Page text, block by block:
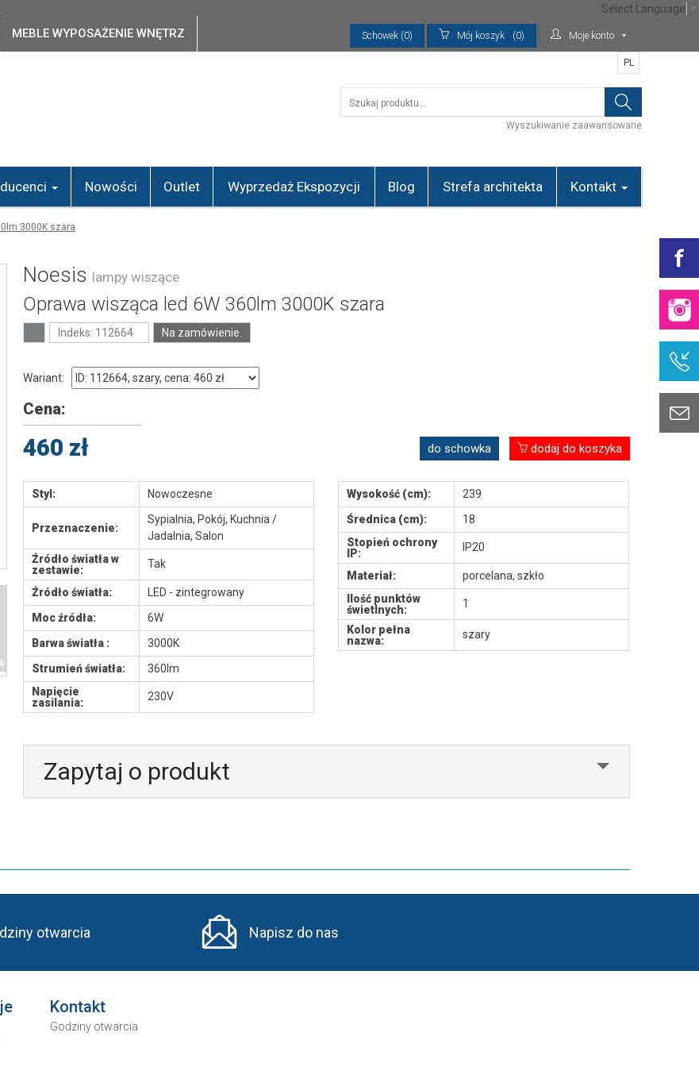
MEBLE WYPOSAŻENIE WNĘTRZ Schowek (0) Mój koszyk (0) Moje konto
Wyszukiwanie zaawansowane
PL
Nowości Outlet Wyprzedaż Ekspozycji Blog Strefa architekta Kontakt
3000K szara
Noesis lampy wiszące
Oprawa wisząca led 6W 360lm 3000K szara
Indeks: 112664 Na zamówienie.
Wariant:
Cena:
460 zł do schowka dodaj do koszyka
Styl: Nowoczesne
Przeznaczenie:
Sypialnia, Pokój, Kuchnia /
Jadalnia, Salon
Źródło światła w
zestawie:
Tak
Źródło światła:
LED - zintegrowany
Moc źródła:
6W
Barwa światła :
3000K
Strumień światła:
360lm
Napięcie
zasilania:
230V
Wysokość (cm):
239
Średnica (cm):
18
Stopień ochrony
IP:
IP20
Materiał:
porcelana, szkło
Ilość punktów
świetlnych:
1
Kolor pełna
nazwa:
szary
Zapytaj o produkt
otwarcia Napisz do nas
Kontakt
Godziny otwarcia
Select Language